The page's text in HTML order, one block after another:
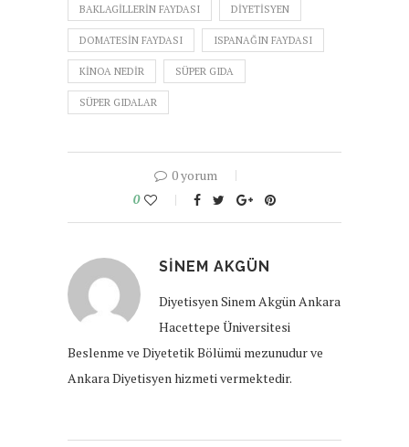
BAKLAGILLERIN FAYDASI DIYETISYEN
DOMATESIN FAYDASI ISPANAĞIN FAYDASI
KINOA NEDIR SÜPER GIDA
SÜPER GIDALAR
0 yorum
0
SINEM AKGÜN
Diyetisyen Sinem Akgün Ankara
Hacettepe Üniversitesi
Beslenme ve Diyetetik Bölümü mezunudur ve
Ankara Diyetisyen hizmeti vermektedir.